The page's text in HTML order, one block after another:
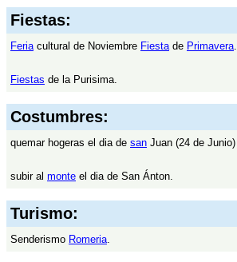
Fiestas:
Feriacultural de Noviembre Fiestade Primavera.
Fiestas de la Purisima.
Costumbres:
quemar hogeras el dia de san Juan (24 de Junio)
subir al monte el dia de San Ánton.
Turismo:
Senderismo Romeria.